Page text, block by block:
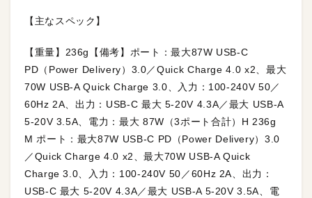
【主なスペック】
【重量】236g【備考】ポート：最大87W USB-C
PD（Power Delivery）3.0／Quick Charge 4.0 x2、最大
70W USB-A Quick Charge 3.0、入力：100-240V 50／
60Hz 2A、出力：USB-C 最大 5-20V 4.3A／最大 USB-A
5-20V 3.5A、電力：最大 87W（3ポート合計）H 236g
M ポート：最大87W USB-C PD（Power Delivery）3.0
／Quick Charge 4.0 x2、最大70W USB-A Quick
Charge 3.0、入力：100-240V 50／60Hz 2A、出力：
USB-C 最大 5-20V 4.3A／最大 USB-A 5-20V 3.5A、電